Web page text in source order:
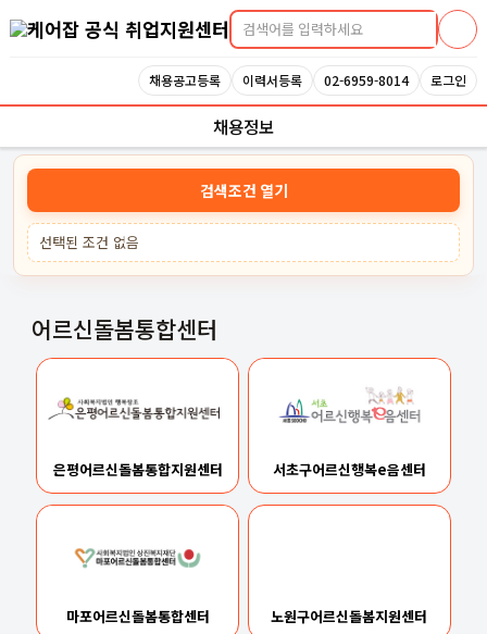
케어잡 공식 취업지원센터
채용공고등록 이력서등록 02-6959-8014 로그인
채용정보
검색조건 열기
선택된 조건 없음
어르신돌봄통합센터
은평어르신돌봄통합지원센터 서초구어르신행복e음센터
마포어르신돌봄통합센터 노원구어르신돌봄지원센터